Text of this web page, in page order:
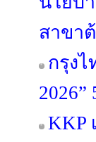
สาขา
กรุงไ
KKP